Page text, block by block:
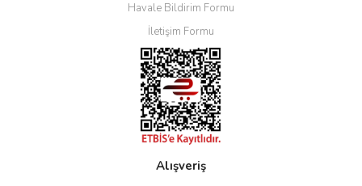
Havale Bildirim Formu
İletişim Formu
Alışveriş